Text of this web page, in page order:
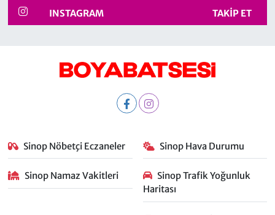
INSTAGRAM TAKIP ET
Sinop Nöbetçi Eczaneler Sinop Hava Durumu
Sinop Namaz Vakitleri
Sinop Trafik Yoğunluk
Haritası